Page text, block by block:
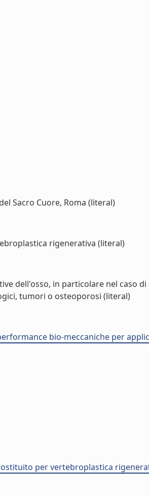
del Sacro Cuore, Roma (literal)
rigenerativa (literal)
dell'osso, in particolare nel caso
tumori o osteoporosi (literal)
bio-meccaniche per
per vertebroplastica